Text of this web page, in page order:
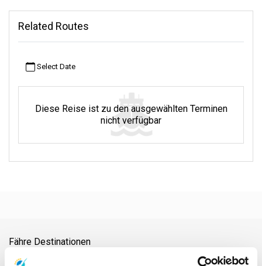
Related Routes
Select Date
Diese Reise ist zu den ausgewählten Terminen
nicht verfügbar
Fähre Destinationen
Ao Nang
Bahnhof Surat Thani